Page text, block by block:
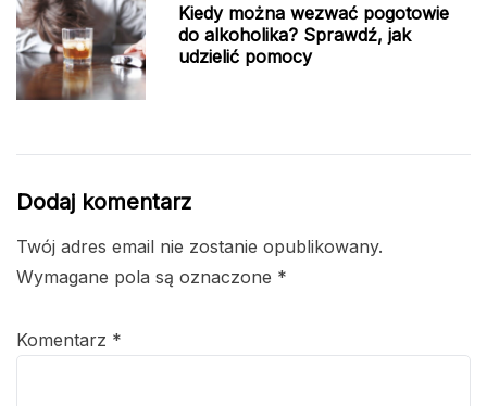
Kiedy można wezwać pogotowie
do alkoholika? Sprawdź, jak
udzielić pomocy
Dodaj komentarz
Twój adres email nie zostanie opublikowany.
Wymagane pola są oznaczone *
Komentarz *